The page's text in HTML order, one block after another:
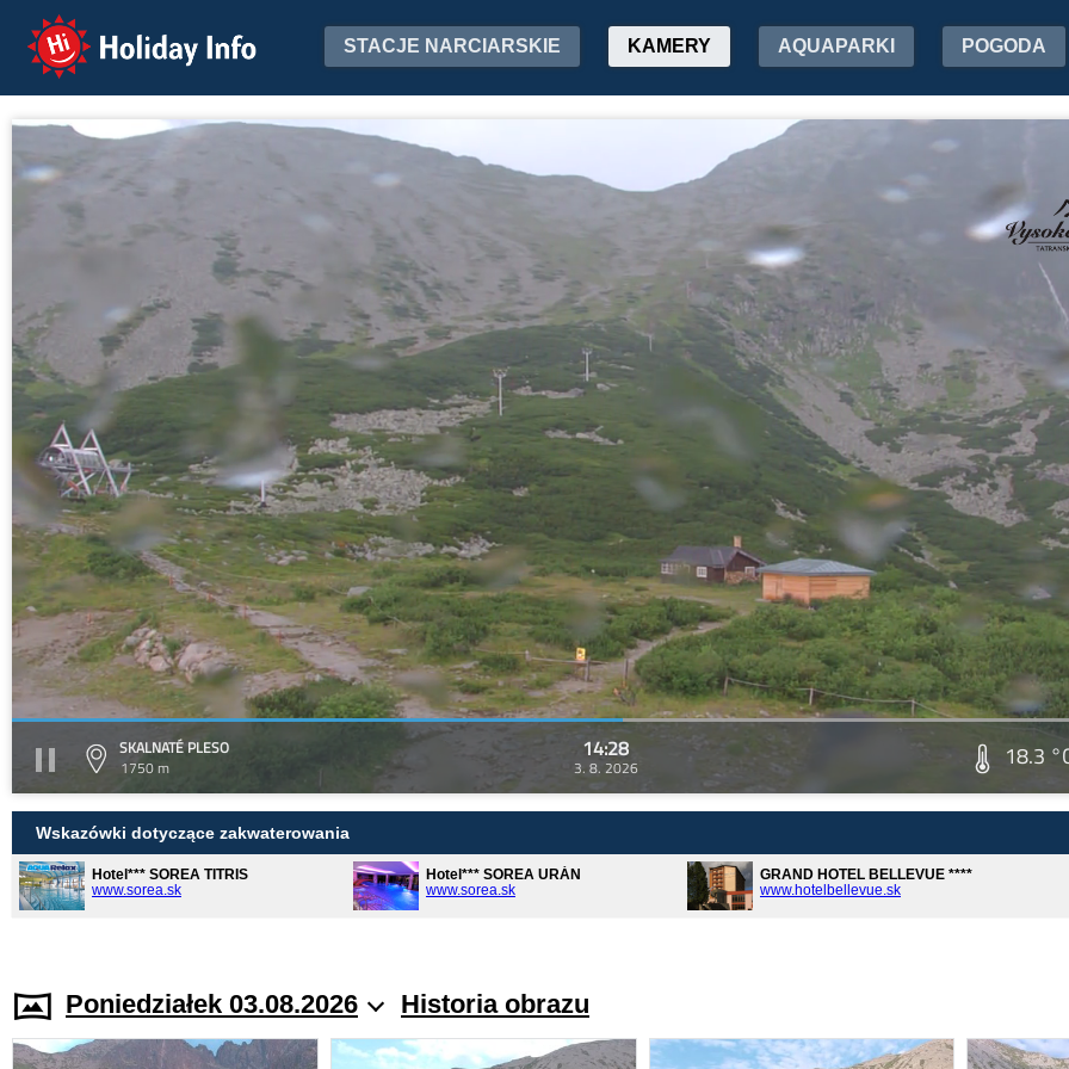
Holiday Info STACJE NARCIARSKIE KAMERY AQUAPARKI POGODA
SKALNATÉ PLESO
1750 m
14:28
3. 8. 2026 18.3
Wskazówki dotyczące zakwaterowania
Hotel*** SOREA TITRIS
www.sorea.sk
Hotel*** SOREA URÁN
www.sorea.sk
GRAND HOTEL BELLEVUE ****
www.hotelbellevue.sk
Poniedziałek 03.08.2026 Historia obrazu